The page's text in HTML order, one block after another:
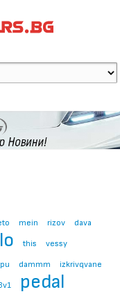
mein rizov
dava
this vessy
dammm
izkrivqvane
pedal